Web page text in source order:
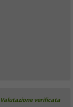
Valutazione verificata